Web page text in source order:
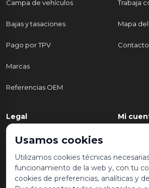
Campa de vehículos
Bajas y tasaciones
Pago por TPV
Marcas
Referencias OEM
Trabaja
Mapa
Contacto
Legal
Política de Privacidad
Aviso legal y condiciones de
uso
Mi
Mis
Lista de
Usamos cookies
Utilizamos cookies técnicas
funcionamiento de la web y, con tu
cookies de preferencias, analíticas y